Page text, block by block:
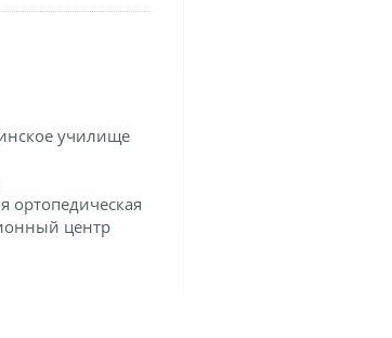
училище
ортопедическая
центр